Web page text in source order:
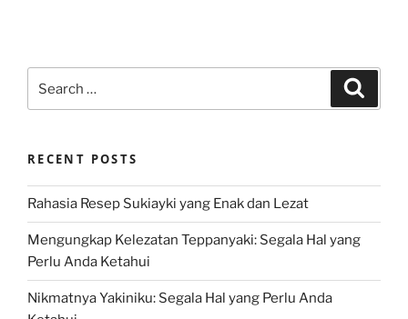
for:
RECENT POSTS
Rahasia Resep Sukiayki yang Enak dan Lezat
Mengungkap Kelezatan Teppanyaki: Segala Hal yang
Perlu Anda Ketahui
Nikmatnya Yakiniku: Segala Hal yang Perlu Anda